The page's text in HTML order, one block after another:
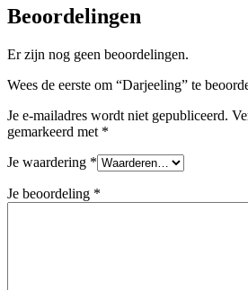
Beoordelingen
Er zijn nog geen beoordelingen.
Wees de eerste om “Darjeeling” te
Je e-mailadres wordt niet gepubliceerd.
gemarkeerd met *
Je waardering *
Je beoordeling *